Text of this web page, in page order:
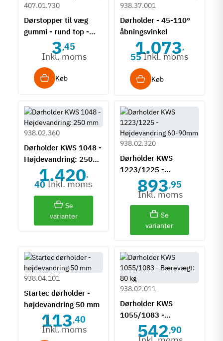
Dørstopper til væg
gummi - rund top -
407.01.730
3,45
Inkl. moms
Køb
Dørholder - 45-110°
åbningsvinkel
938.37.001
1.073,
55Inkl. moms
Køb
Dørholder KWS 1048 -
Højdevandring: 250
938.02.360
1.420,
40Inkl. moms
Se
varianter
Dørholder KWS
1223/1225 -
Højdevandring 60-
90mm
938.02.320
893,95
Inkl. moms
Se
varianter
Startec dørholder -
højdevandring 50 mm
938.04.101
113,40
Inkl. moms
Dørholder KWS
1055/1083 -
Bærevægt: 80 kg
938.02.011
542,90